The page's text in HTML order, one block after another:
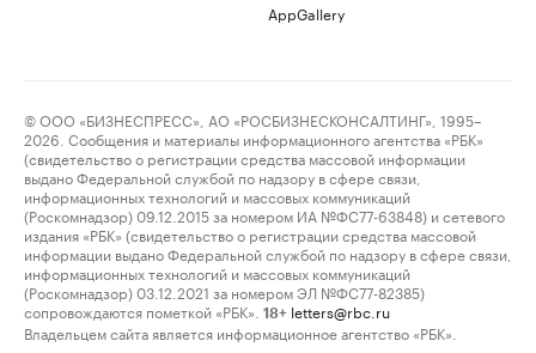
AppGallery
© ООО «БИЗНЕСПРЕСС», АО «РОСБИЗНЕСКОНСАЛТИНГ», 1995–
2026. Сообщения и материалы информационного агентства «РБК»
(свидетельство о регистрации средства массовой информации
выдано Федеральной службой по надзору в сфере связи,
информационных технологий и массовых коммуникаций
(Роскомнадзор) 09.12.2015 за номером ИА №ФС77-63848) и сетевого
издания «РБК» (свидетельство о регистрации средства массовой
информации выдано Федеральной службой по надзору в сфере связи,
информационных технологий и массовых коммуникаций
(Роскомнадзор) 03.12.2021 за номером ЭЛ №ФС77-82385)
сопровождаются пометкой «РБК».
18+ letters@rbc.ru
Владельцем сайта является информационное агентство «РБК».